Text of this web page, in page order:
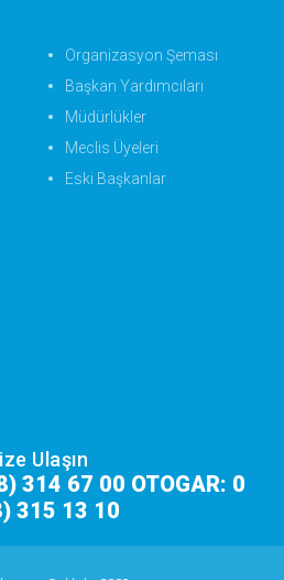
Organizasyon Şeması
Başkan Yardımcıları
Müdürlükler
Meclis Üyeleri
Eski Başkanlar
Ulaşın
314 67 00 OTOGAR: 0
315 13 10